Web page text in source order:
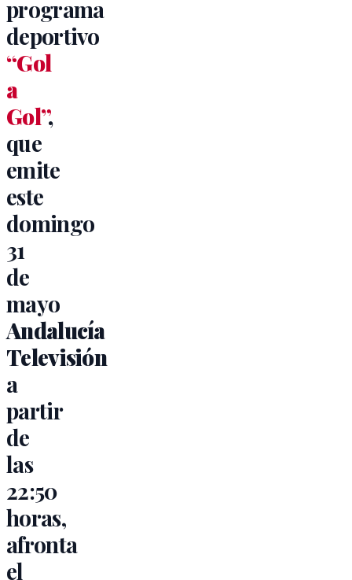
programa
deportivo
“Gol
a
Gol”,
que
emite
este
domingo
31
de
mayo
Andalucía
Televisión
a
partir
de
las
22:50
horas,
afronta
el